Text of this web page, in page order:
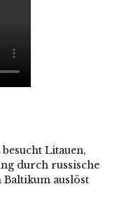
Litauen,
durch russische
auslöst